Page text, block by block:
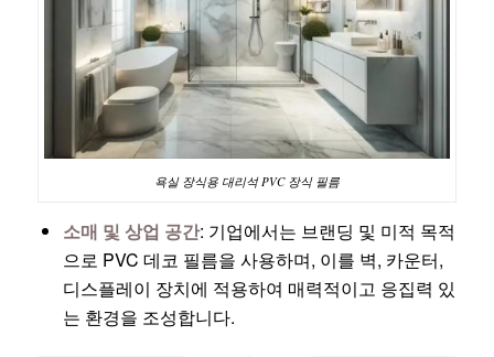
욕실 장식용 대리석 PVC 장식 필름
소매 및 상업 공간: 기업에서는 브랜딩 및 미적 목적
으로 PVC 데코 필름을 사용하며, 이를 벽, 카운터,
디스플레이 장치에 적용하여 매력적이고 응집력 있
는 환경을 조성합니다.